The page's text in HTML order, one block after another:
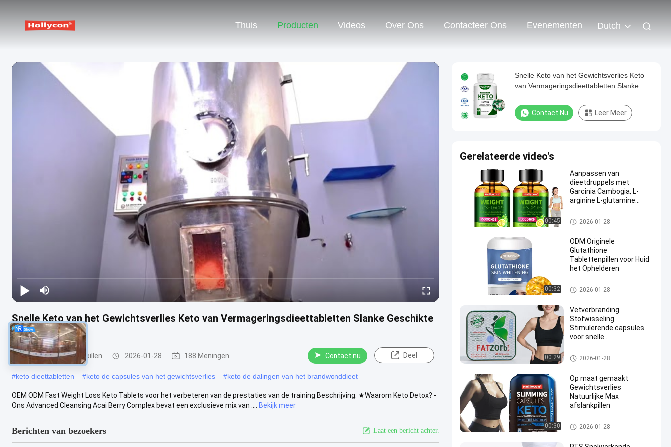
Thuis Producten Videos Over Ons Contacteer Ons Evenementen Dutch
Snelle Keto van het Gewichtsverlies Keto van Vermageringsdieettabletten Slanke Geschikte
Pillenodm
Natural Max afslankpillen 2026-01-28 188 Meningen Contact nu Deel
#keto dieettabletten #keto de capsules van het gewichtsverlies #keto de dalingen van het brandwonddieet
OEM ODM Fast Weight Loss Keto Tablets voor het verbeteren van de prestaties van de training Beschrijving: ★Waarom Keto Detox? -
Ons Advanced Cleansing Acai Berry Complex bevat een exclusieve mix van ....
Bekijk meer
Berichten van bezoekers Laat een bericht achter.
Snelle Keto van het Gewichtsverlies Keto
van Vermageringsdieettabletten Slanke
Contact Nu Leer Meer
Gerelateerde video's
00:45
Aanpassen van
dieetdruppels met
Garcinia Cambogia, L-
arginine L-glutamine
afslankingscapsules
2026-01-28
00:32
ODM Originele
Glutathione
Tablettenpillen voor Huid
het Ophelderen
Originele Glutathione Tablette
n
2026-01-28
00:29
Vetverbranding
Stofwisseling
Stimulerende capsules
voor snelle
Appetitsuppressant
Support Max Slimming
gewichtsverlies capsules
Natural Max afslankpillen
2026-01-28
00:30
Op maat gemaakt
Gewichtsverlies
Natuurlijke Max
afslankpillen
Natural Max afslankpillen
2026-01-28